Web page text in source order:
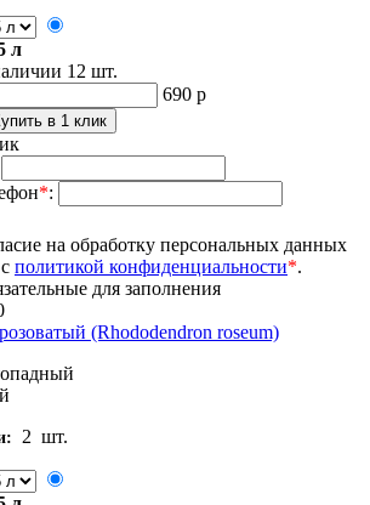
л
12 шт.
690 р
*:
на обработку персональных данных
политикой конфиденциальности*.
для заполнения
(Rhododendron roseum)
2 шт.